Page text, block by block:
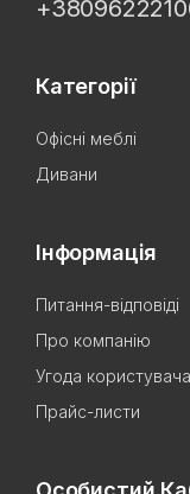
Категорії
Офісні меблі
Дивани
Інформація
Питання-відповіді
Про компанію
Угода користувача
Прайс-листи